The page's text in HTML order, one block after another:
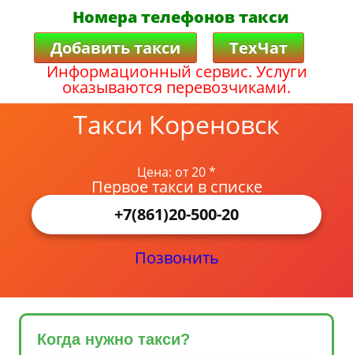
Номера телефонов такси
Добавить такси
ТехЧат
Информационный сервис. Услуги
оказываются перевозчиками.
Такси Кореновск
Цена: от 20 *
Первое такси в списке
+7(861)20-500-20
Позвонить
Когда нужно такси?